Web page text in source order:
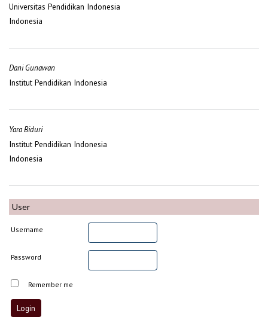
Universitas Pendidikan Indonesia
Indonesia
Dani Gunawan
Institut Pendidikan Indonesia
Yara Biduri
Institut Pendidikan Indonesia
Indonesia
User
Username
Password
Remember me